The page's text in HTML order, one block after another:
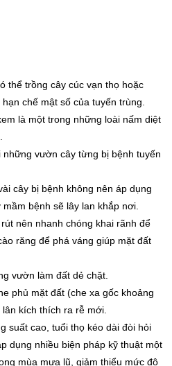
thể trồng cây cúc vạn thọ hoặc
chế mật số của tuyến trùng.
là một trong những loài nấm diệt
vườn cây từng bị bệnh tuyến
cây bị bệnh không nên áp dụng
bệnh sẽ lây lan khắp nơi.
nên nhanh chóng khai rãnh để
răng để phá váng giúp mặt đất
vườn làm đất dẻ chặt.
phủ mặt đất (che xa gốc khoảng
kích thích ra rễ mới.
suất cao, tuổi thọ kéo dài đòi hỏi
dụng nhiều biện pháp kỹ thuật một
mùa mưa lũ, giảm thiểu mức độ